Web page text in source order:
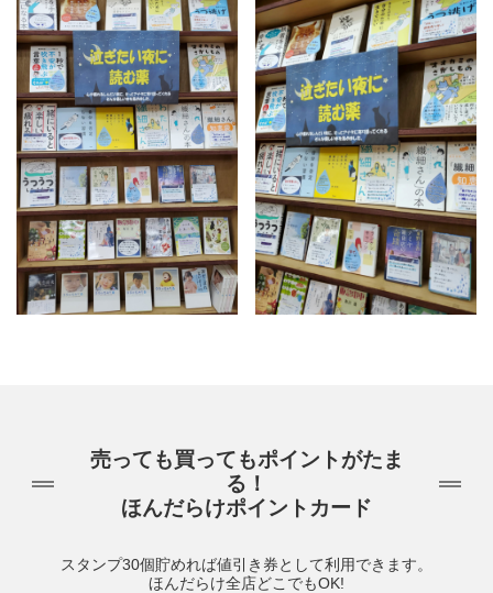
売っても買ってもポイントがたま
る！
ほんだらけポイントカード
スタンプ30個貯めれば値引き券として利用できます。
ほんだらけ全店どこでもOK!